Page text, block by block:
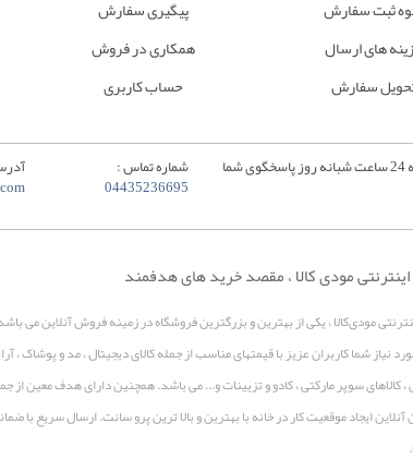
ثبت سفارش
های ارسال
سفارش
پیگیری سفارش
همکاری در فروش
حساب کاربری
هفت روز هفته 24 ساعت شبانه روز پاسخگوی شما شماره تماس :
04435236695
مودی کالا ، مقصد خرید های هدفمند
مودی‌کالا ، یکی از بهترین و بزرگترین فروشگاه در زمینه فروش آنلاین می
نیاز شما کاربران عزیز با قیمتهای مناسب از جمله کالای دیجیتال ، مد و پوشاک ،
، کالاهای سوپر مارکتی ، کادو و تزیینات و... می باشد. همچنین دارای هدف معین از
ایجاد موقعیت کار در خانه با بهترین و بالا ترین پرو سانت. ارسال سریع با